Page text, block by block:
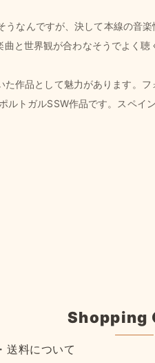
なんですが、決して本線の音
と世界観が合わなそうでよく
作品として魅力があります。
トガルSSW作品です。スペイン
Shopping
送料について